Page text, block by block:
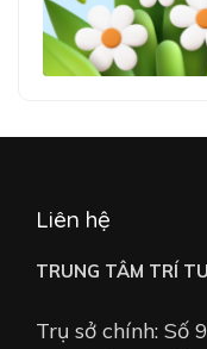
Liên hệ
TRUNG TÂM TRÍ
Trụ sở chính: Số